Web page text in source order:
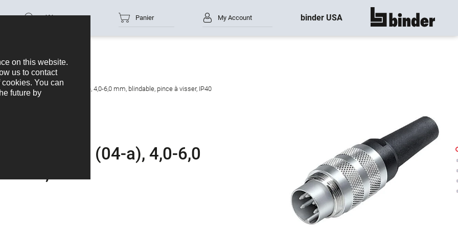
Référence Panier My Account binder USA montre tout
mâle, Contacts: 4 (04-a), 4,0-6,0 mm, blindable, pince à visser, IP40
4 (04-a), 4,0-6,0